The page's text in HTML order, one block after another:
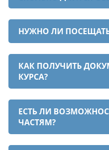
НУЖНО ЛИ
КАК ПОЛУЧИТЬ
КУРСА?
ЕСТЬ ЛИ
ЧАСТЯМ?